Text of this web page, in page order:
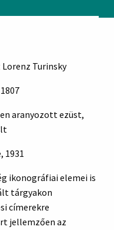
Lorenz Turinsky
aranyozott ezüst,
1931
ikonográfiai elemei is
tárgyakon
címerekre
jellemzően az